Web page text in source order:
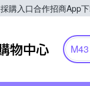
購入口合作招商App
Yahoo購
M43